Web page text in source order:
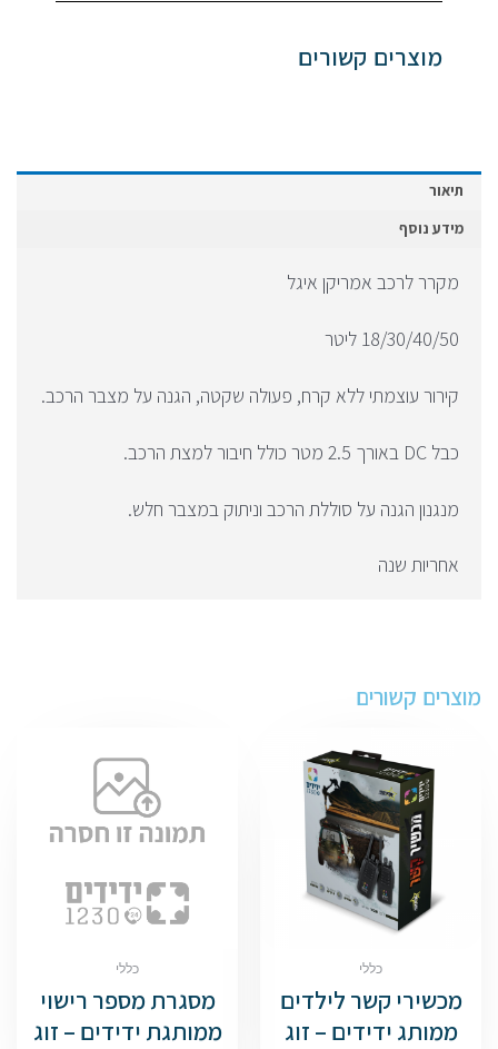
מוצרים קשורים
תיאור
מידע נוסף
מקרר לרכב אמריקן איגל
18/30/40/50 ליטר
קירור עוצמתי ללא קרח, פעולה שקטה, הגנה על מצבר הרכב.
כבל DC באורך 2.5 מטר כולל חיבור למצת הרכב.
מנגנון הגנה על סוללת הרכב וניתוק במצבר חלש.
אחריות שנה
מוצרים קשורים
כללי
מכשירי קשר לילדים
ממותג ידידים – זוג
כללי
מסגרת מספר רישוי
ממותגת ידידים – זוג